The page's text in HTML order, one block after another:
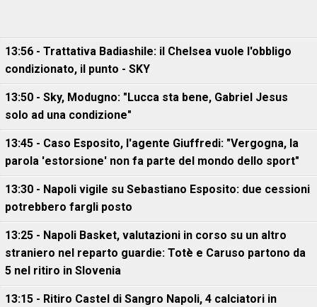
13:56 - Trattativa Badiashile: il Chelsea vuole l'obbligo
condizionato, il punto - SKY
13:50 - Sky, Modugno: "Lucca sta bene, Gabriel Jesus
solo ad una condizione"
13:45 - Caso Esposito, l'agente Giuffredi: "Vergogna, la
parola 'estorsione' non fa parte del mondo dello sport"
13:30 - Napoli vigile su Sebastiano Esposito: due cessioni
potrebbero fargli posto
13:25 - Napoli Basket, valutazioni in corso su un altro
straniero nel reparto guardie: Totè e Caruso partono da
5 nel ritiro in Slovenia
13:15 - Ritiro Castel di Sangro Napoli, 4 calciatori in